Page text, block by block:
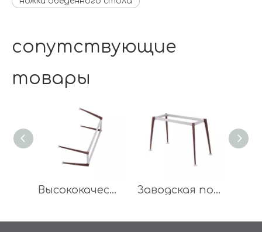
сопутствующие
товары
Высококачественная заводская поставка, стальная деревянная цветная ножка для журнального столика, мебельная ножка Заводская поставка стали 1200X600X750mm Деревянная ножка стола цвета